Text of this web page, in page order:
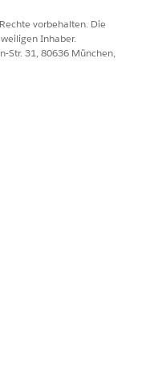
vorbehalten. Die
Inhaber.
Str. 31, 80636 München,